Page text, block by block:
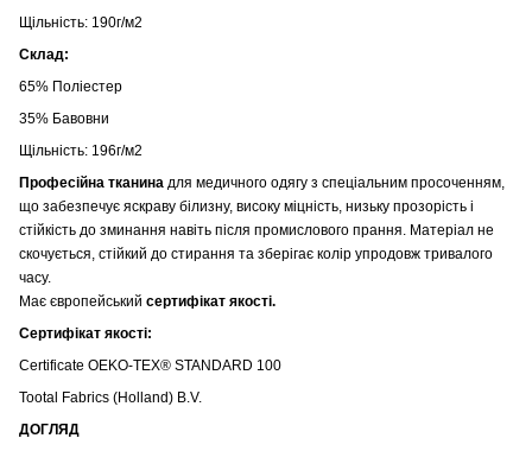
Щільність: 190г/м2
Склад:
65% Поліестер
35% Бавовни
Щільність: 196г/м2
Професійна тканина для медичного одягу з спеціальним просоченням,
що забезпечує яскраву білизну, високу міцність, низьку прозорість і
стійкість до зминання навіть після промислового прання. Матеріал не
скочується, стійкий до стирання та зберігає колір упродовж тривалого
часу.
Має європейський сертифікат якості.
Сертифікат якості:
Certificate OEKO-TEX® STANDARD 100
Tootal Fabrics (Holland) B.V.
ДОГЛЯД